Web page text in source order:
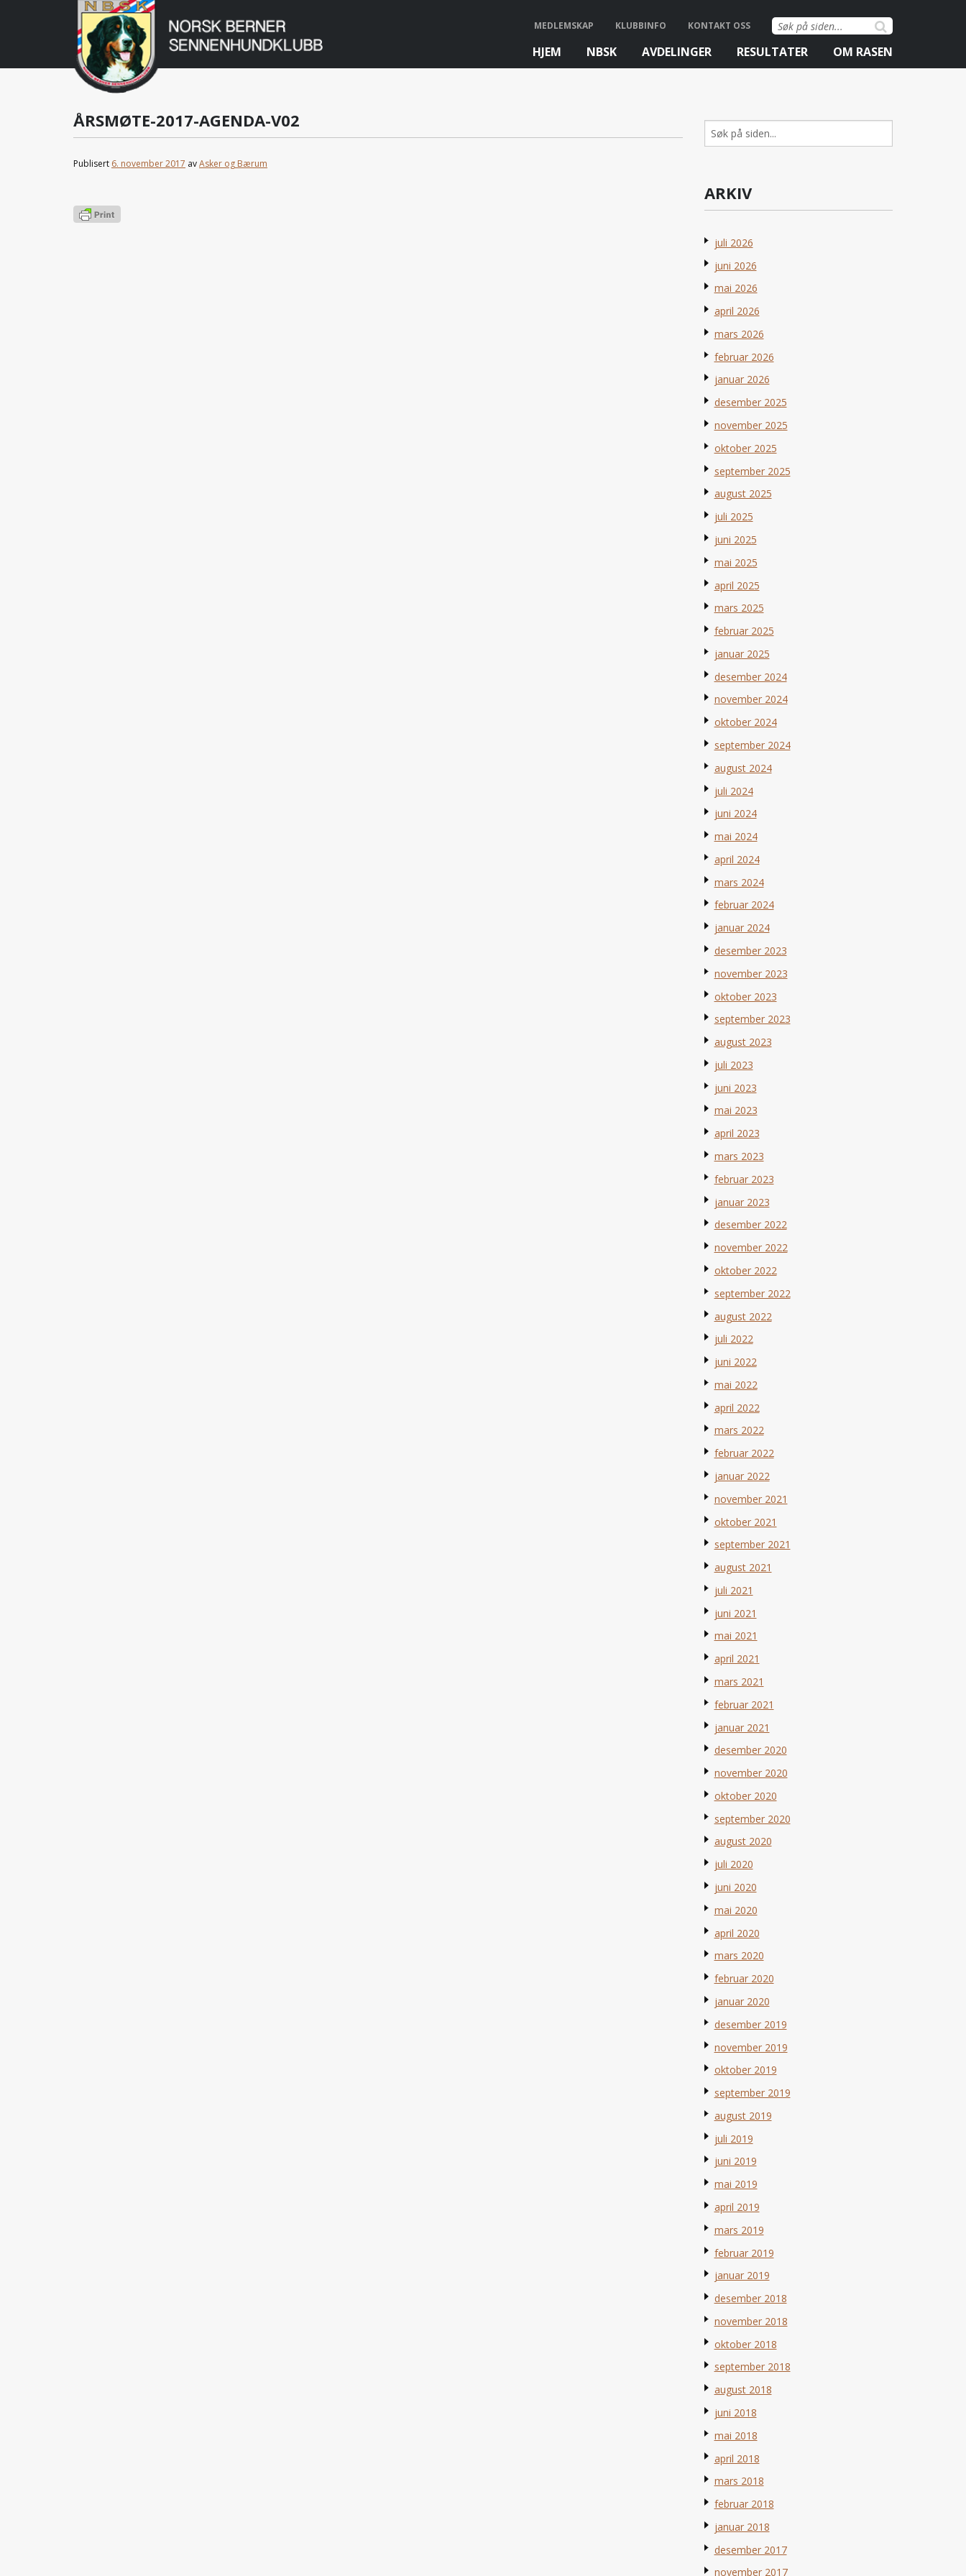
Norsk
Berner
Sennenhundklubb
Søk
etter:
MEDLEMSKAP KLUBBINFO KONTAKT OSS
HJEM NBSK AVDELINGER RESULTATER OM RASEN
ÅRSMØTE-2017-AGENDA-V02
Publisert 6. november 2017 avAsker og Bærum
Søk
etter:
ARKIV
juli 2026
juni 2026
mai 2026
april 2026
mars 2026
februar 2026
januar 2026
desember 2025
november 2025
oktober 2025
september 2025
august 2025
juli 2025
juni 2025
mai 2025
april 2025
mars 2025
februar 2025
januar 2025
desember 2024
november 2024
oktober 2024
september 2024
august 2024
juli 2024
juni 2024
mai 2024
april 2024
mars 2024
februar 2024
januar 2024
desember 2023
november 2023
oktober 2023
september 2023
august 2023
juli 2023
juni 2023
mai 2023
april 2023
mars 2023
februar 2023
januar 2023
desember 2022
november 2022
oktober 2022
september 2022
august 2022
juli 2022
juni 2022
mai 2022
april 2022
mars 2022
februar 2022
januar 2022
november 2021
oktober 2021
september 2021
august 2021
juli 2021
juni 2021
mai 2021
april 2021
mars 2021
februar 2021
januar 2021
desember 2020
november 2020
oktober 2020
september 2020
august 2020
juli 2020
juni 2020
mai 2020
april 2020
mars 2020
februar 2020
januar 2020
desember 2019
november 2019
oktober 2019
september 2019
august 2019
juli 2019
juni 2019
mai 2019
april 2019
mars 2019
februar 2019
januar 2019
desember 2018
november 2018
oktober 2018
september 2018
august 2018
juni 2018
mai 2018
april 2018
mars 2018
februar 2018
januar 2018
desember 2017
november 2017